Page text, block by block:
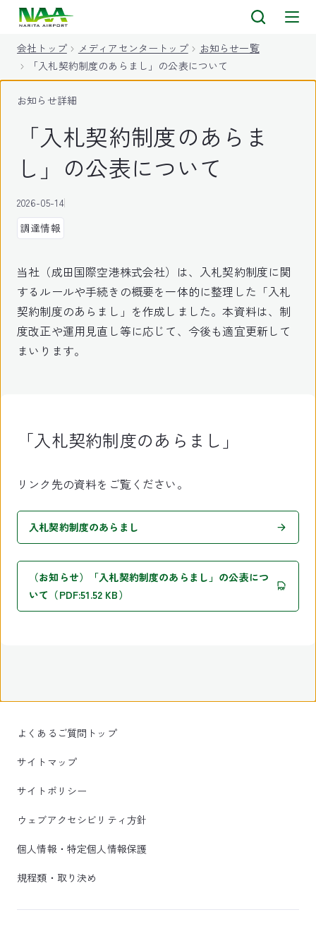
会社トップ メディアセンタートップ
お知らせ一覧
「入札契約制度のあらまし」の公表について
お知らせ詳細
「入札契約制度のあらま
し」の公表について
2026-05-14
調達情報
当社（成田国際空港株式会社）は、入札契約制度に関
するルールや手続きの概要を一体的に整理した「入札
契約制度のあらまし」を作成しました。本資料は、制
度改正や運用見直し等に応じて、今後も適宜更新して
まいります。
「入札契約制度のあらまし」
リンク先の資料をご覧ください。
入札契約制度のあらまし
（お知らせ）「入札契約制度のあらまし」の公表につ
いて（PDF:51.52 KB）
よくあるご質問トップ
サイトマップ
サイトポリシー
ウェブアクセシビリティ方針
個人情報・特定個人情報保護
規程類・取り決め